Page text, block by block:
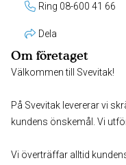
Ring 08-600 41 66
Dela
Om företaget
Välkommen till Svevitak!
På Svevitak levererar vi
kundens önskemål. Vi
Vi överträffar alltid